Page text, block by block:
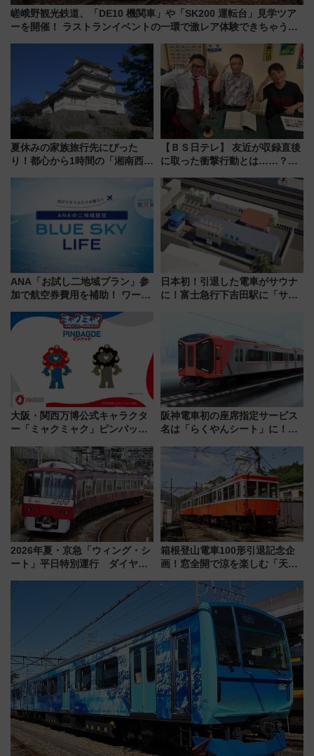
嵯峨野観光鉄道、「DE10 機関車」や「SK200 運転台」見学ツア
ーを開催！ ラストランイベントの一環で激レア体験できちゃうか
夏休みの家族旅行先にぴった
り！都心から1時間の「湘南西エ
注目スポット
【ＢＳ日テレ】 友近が収録直後
に取った衝撃行動とは……？
で極上の夏祭り鉄道旅を放送
ANA「お試し二地域プラン」参
加で航空券費用を補助！ ワーケ
治体は？ 2026年は対象のエリア
が拡大！
日本初！引退した電車がサウナ
に！富士急行下吉田駅に「サ電
感じながら「ととのう」新感覚
大阪・関西万博公式キャラクタ
ー「ミャクミャク」ピンバッジ
中旬発売
阪神電車初の座席指定サービス
名は「らくやんシート」に！新
を快適移動
2026年夏・京急「ウィング・シ
ート」平日特別運行 ダイヤ・
三浦海岸を堪能できるお出かけ
プランもご紹介
箱根登山電車100形引退記念企
画！窓全開で涼を楽しむ「天然
発売